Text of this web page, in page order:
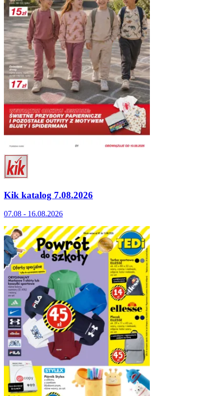
Kik katalog 7.08.2026
07.08 - 16.08.2026